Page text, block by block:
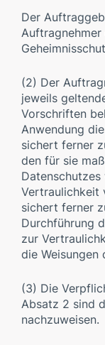
Der
(2) Der
jeweils
Vorschriften
Anwendung
sichert ferner
den für sie
Vertraulichkeit
sichert ferner
Durchführung
zur
die
(3) Die
Absatz 2 sind
nachzuweisen.